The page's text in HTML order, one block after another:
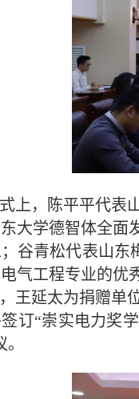
上，陈平平代表
大学德智体全面
谷青松代表山东
气工程专业的优
王延太为捐赠单
订“崇实电力奖